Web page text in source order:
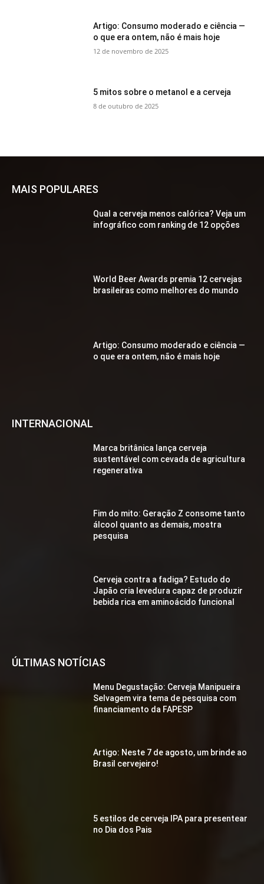
Artigo: Consumo moderado e ciência —
o que era ontem, não é mais hoje
12 de novembro de 2025
5 mitos sobre o metanol e a cerveja
8 de outubro de 2025
MAIS POPULARES
Qual a cerveja menos calórica? Veja um
infográfico com ranking de 12 opções
World Beer Awards premia 12 cervejas
brasileiras como melhores do mundo
Artigo: Consumo moderado e ciência —
o que era ontem, não é mais hoje
INTERNACIONAL
Marca britânica lança cerveja
sustentável com cevada de agricultura
regenerativa
Fim do mito: Geração Z consome tanto
álcool quanto as demais, mostra
pesquisa
Cerveja contra a fadiga? Estudo do
Japão cria levedura capaz de produzir
bebida rica em aminoácido funcional
ÚLTIMAS NOTÍCIAS
Menu Degustação: Cerveja Manipueira
Selvagem vira tema de pesquisa com
financiamento da FAPESP
Artigo: Neste 7 de agosto, um brinde ao
Brasil cervejeiro!
5 estilos de cerveja IPA para presentear
no Dia dos Pais